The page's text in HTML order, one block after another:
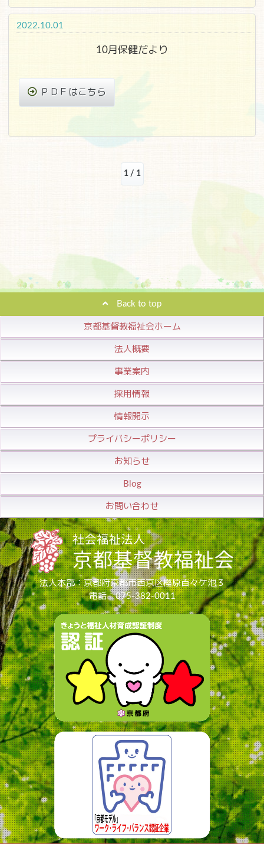
2022.10.01
10月保健だより
ＰＤＦはこちら
1 / 1
Back to top
京都基督教福祉会ホーム
法人概要
事業案内
採用情報
情報開示
プライバシーポリシー
お知らせ
Blog
お問い合わせ
法人本部：京都府京都市西京区樫原百々ケ池３
電話：075-382-0011